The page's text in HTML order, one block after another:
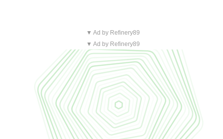
▼ Ad by Refinery89
▼ Ad by Refinery89